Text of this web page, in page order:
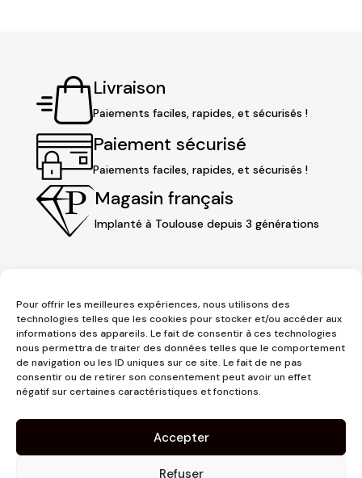
Pour offrir les meilleures expériences, nous utilisons des
technologies telles que les cookies pour stocker et/ou accéder aux
informations des appareils. Le fait de consentir à ces technologies
nous permettra de traiter des données telles que le comportement
de navigation ou les ID uniques sur ce site. Le fait de ne pas
consentir ou de retirer son consentement peut avoir un effet
négatif sur certaines caractéristiques et fonctions.
Accepter
Refuser
Livraison
Paiements faciles, rapides, et sécurisés !
Paiement sécurisé
Paiements faciles, rapides, et sécurisés !
Magasin français
Implanté à Toulouse depuis 3 générations
3 place Jeanne d'Arc
31000 Toulouse
contact@pujolmaison.com
05 62 73 70 73